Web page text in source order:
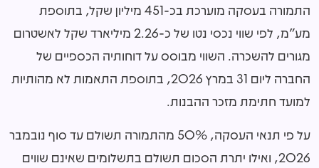
התמורה בעסקה מוערכת בכ-451 מיליון שקל, בתוספת
מע"מ, לפי שווי נכסי נטו של כ-2.26 מיליארד שקל לאשטרום
מגורים להשכרה. השווי מבוסס על דוחותיה הכספיים של
החברה ליום 31 במרץ 2026, בתוספת התאמות לא מהותיות
למועד חתימת מזכר ההבנות.
על פי תנאי העסקה, 50% מהתמורה תשולם עד סוף נובמבר
2026, ואילו יתרת הסכום תשולם בתשלומים שאינם שווים